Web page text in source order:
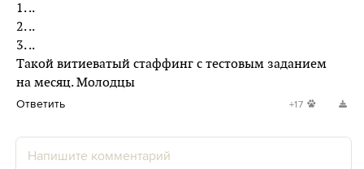
1. ..
2. ..
3. ..
Такой витиеватый стаффинг с тестовым заданием
на месяц. Молодцы
Ответить +17